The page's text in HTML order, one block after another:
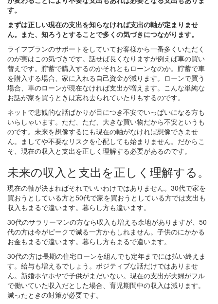
す。
まずは正しい現在の支出を知らなければ支出の軸が定まりませ
ん。また、知ろうとすることで多くの気づきにつながります。
ライフプランのサポートをしていてお客様から一番多くいただく
のが実はこの気づきです。話せば長くなりますが例えば車の買い
替えです。貯蓄で購入するのかそれともローンなのか。貯蓄で車
を購入する場合、家に入れる自己資金が減ります。ローンで買う
場合、車のローンが現在なければ支出が増えます。こんな単純な
お話が家を買うときは忘れ去られていたりもするのです。
ネットで悲観的な話ばかりが目につき不安でいっぱいになる方も
いらしゃいます。ただ、ただ、大きな買い物だから不安というも
のです。未来を想像するにも現在の軸がなければ想像できませ
ん。ましてや不要なリスクを心配しても始まりません。だからこ
そ、現在の収入と支出を正しく理解する必要があるのです。
未来の収入と支出を正しく理解する。
現在の軸が決まればそれでいいわけではありません。30代で家を
買おうとしている方と50代で家を買おうとしている方では支出も
収入もまるで違います。暮らし方も違います。
30代のサラリーマンの方なら収入も増える余地がありますが、50
代の方は今がピークで減る一方かもしれません。子供のにかかる
お金もまるで違います。暮らし方もまるで違います。
30代の方は長期の住宅ローンを組んでも定年までには払い終えま
す。給与も増えるでしょう。ポジティブな話だけではありませ
ん。新婚ホヤホヤで子供がまだいない。現在の支出が夫婦がフル
で働いていた収入だとした場合、育児期間中の収入は減ります。
減ったときの対策が必要です。